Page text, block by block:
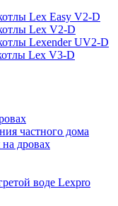
Lex Easy V2-D
Lex V2-D
Lexender UV2-D
Lex V3-D
частного дома
дровах
воде Lexpro